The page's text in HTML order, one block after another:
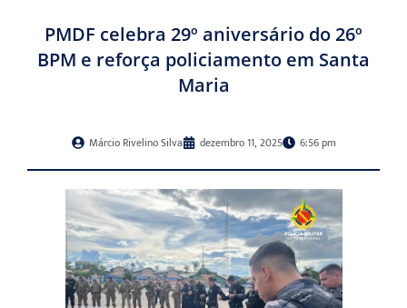
PMDF celebra 29º aniversário do 26º
BPM e reforça policiamento em Santa
Maria
Márcio Rivelino Silva dezembro 11, 2025 6:56 pm